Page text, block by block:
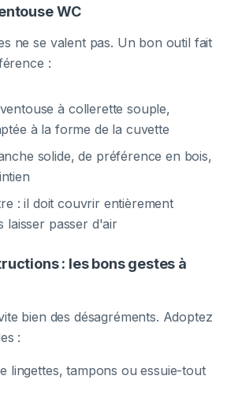
WC
ne se valent pas. Un bon outil fait
:
à collerette souple,
à la forme de la cuvette
solide, de préférence en bois,
: il doit couvrir entièrement
laisser passer d'air
: les bons gestes à
bien des désagréments. Adoptez
:
lingettes, tampons ou essuie-tout